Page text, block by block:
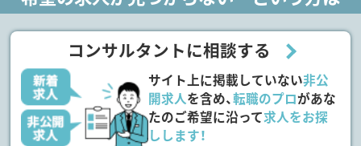
コンサルタントに相談する
サイト上に掲載していない非公
開求人を含め、転職のプロがあな
たのご希望に沿って求人をお探
しします！